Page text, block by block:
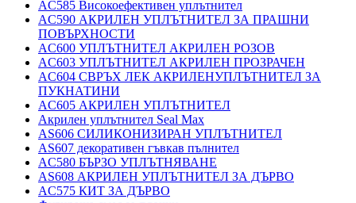
AC585 Високоефективен уплътнител
AC590 АКРИЛЕН УПЛЪТНИТЕЛ ЗА ПРАШНИ
ПОВЪРХНОСТИ
AC600 УПЛЪТНИТЕЛ АКРИЛЕН РОЗОВ
AC603 УПЛЪТНИТЕЛ АКРИЛЕН ПРОЗРАЧЕН
AC604 СВРЪХ ЛЕК АКРИЛЕНУПЛЪТНИТЕЛ ЗА
ПУКНАТИНИ
AC605 АКРИЛЕН УПЛЪТНИТЕЛ
Акрилен уплътнител Seal Max
AS606 СИЛИКОНИЗИРАН УПЛЪТНИТЕЛ
AS607 декоративен гъвкав пълнител
AC580 БЪРЗО УПЛЪТНЯВАНЕ
AS608 АКРИЛЕН УПЛЪТНИТЕЛ ЗА ДЪРВО
AC575 КИТ ЗА ДЪРВО